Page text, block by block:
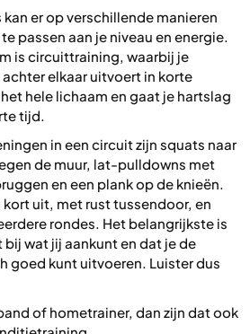
er op verschillende manieren
passen aan je niveau en energie.
is circuittraining, waarbij je
elkaar uitvoert in korte
hele lichaam en gaat je hartslag
tijd.
in een circuit zijn squats naar
de muur, lat-pulldowns met
en een plank op de knieën.
uit, met rust tussendoor, en
rondes. Het belangrijkste is
wat jij aankunt en dat je de
goed kunt uitvoeren. Luister dus
of hometrainer, dan zijn dat ook